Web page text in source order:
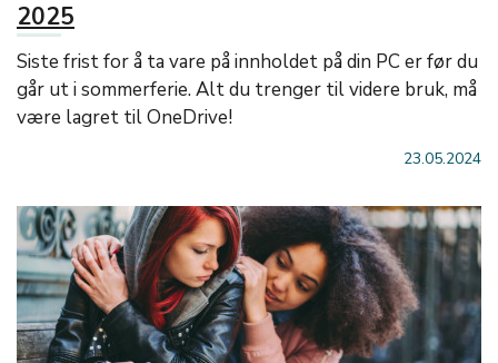
2025
Siste frist for å ta vare på innholdet på din PC er før du
går ut i sommerferie. Alt du trenger til videre bruk, må
være lagret til OneDrive!
23.05.2024